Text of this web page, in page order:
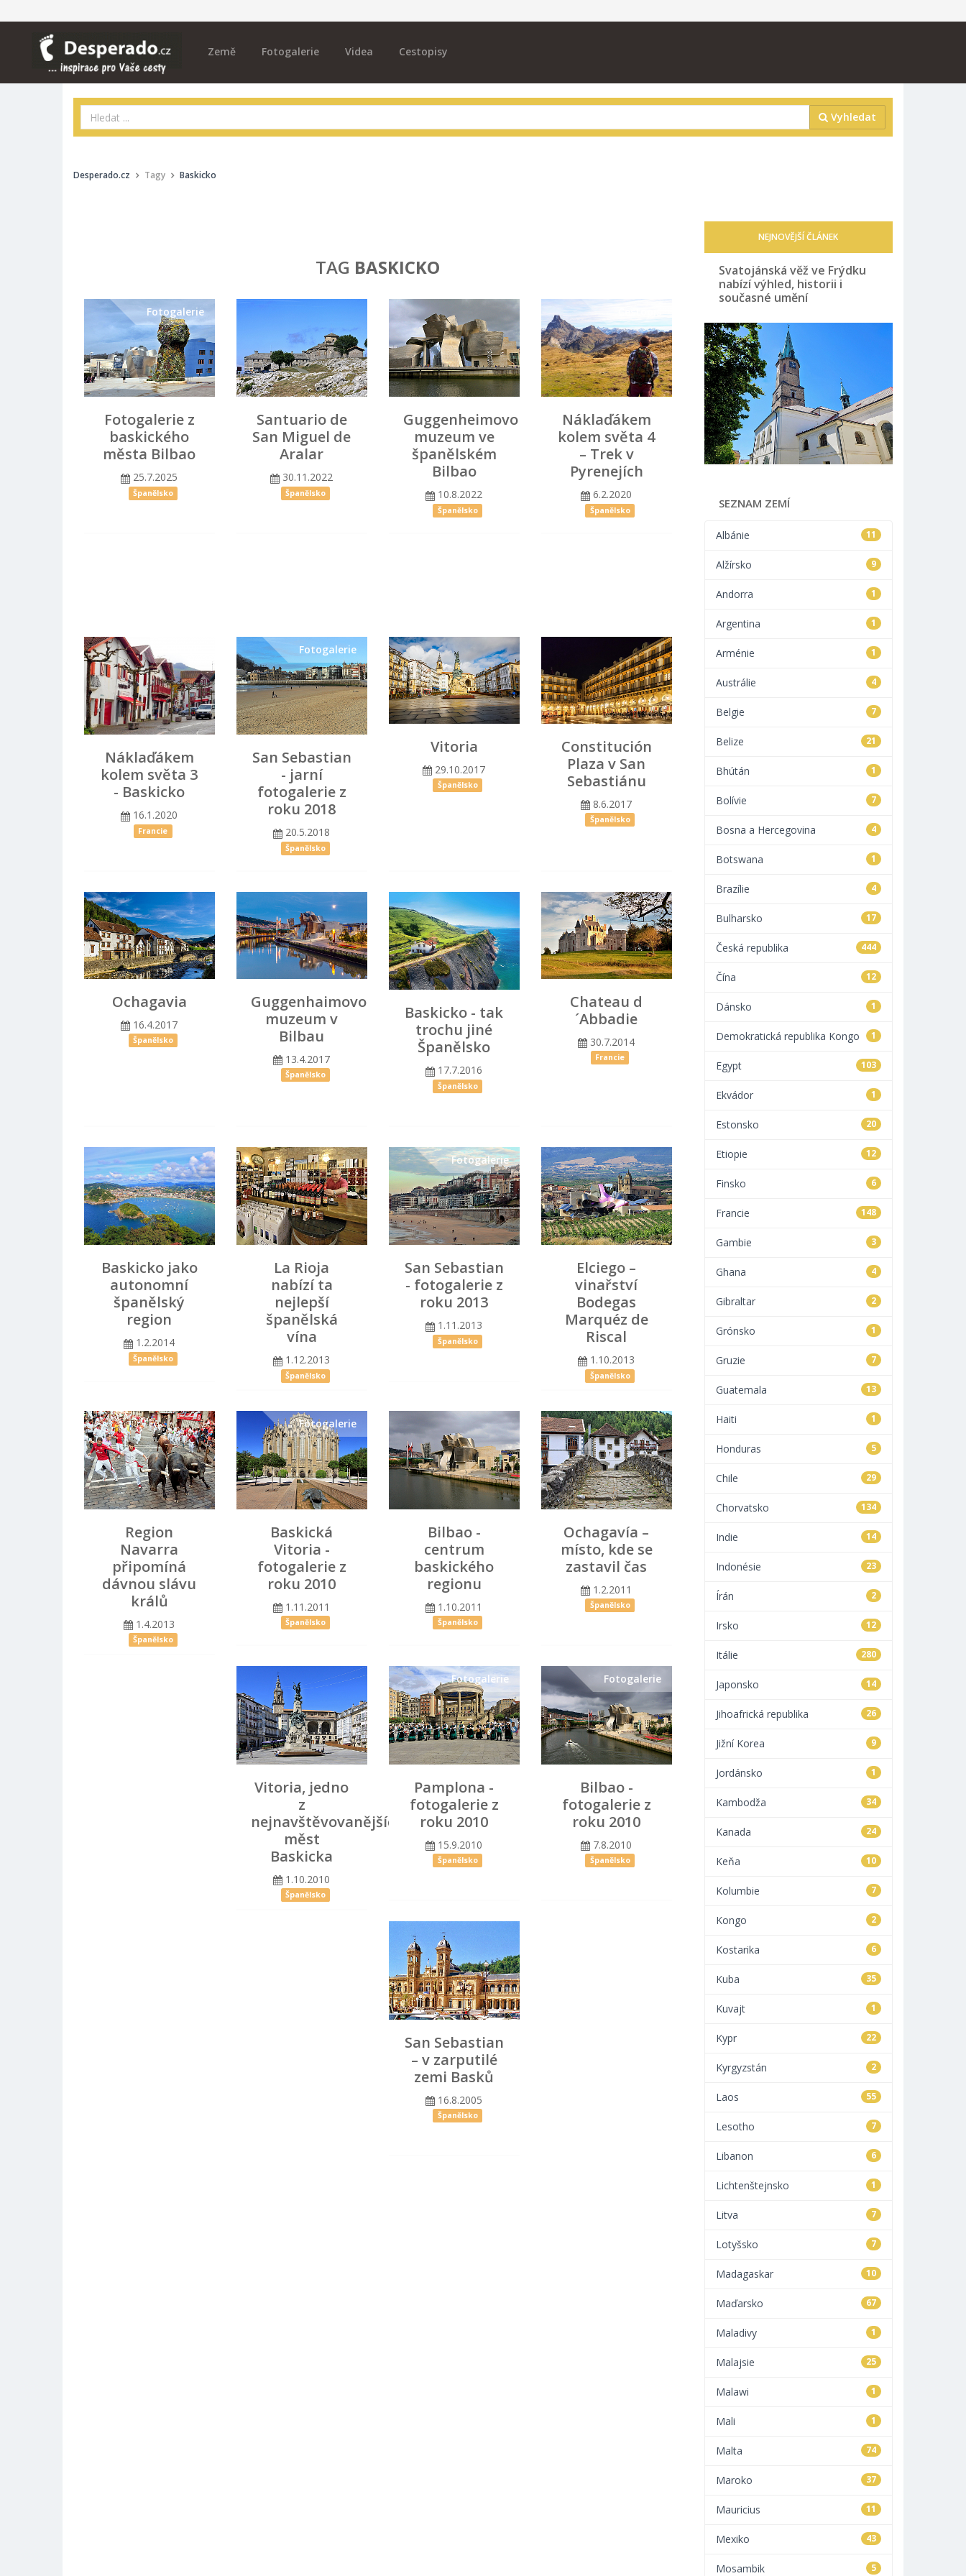
Země Fotogalerie Videa Cestopisy
Vyhledat
Desperado.cz Tagy Baskicko
TAG BASKICKO
Fotogalerie
Fotogalerie z
baskického
města Bilbao
25.7.2025
Španělsko
Santuario de
San Miguel de
Aralar
30.11.2022
Španělsko
Guggenheimovo
muzeum ve
španělském
Bilbao
10.8.2022
Španělsko
Náklaďákem
kolem světa 4
– Trek v
Pyrenejích
6.2.2020
Španělsko
Náklaďákem
kolem světa 3
- Baskicko
16.1.2020
Francie
Fotogalerie
San Sebastian
- jarní
fotogalerie z
roku 2018
20.5.2018
Španělsko
Vitoria
29.10.2017
Španělsko
Constitución
Plaza v San
Sebastiánu
8.6.2017
Španělsko
Ochagavia
16.4.2017
Španělsko
Guggenhaimovo
muzeum v
Bilbau
13.4.2017
Španělsko
Baskicko - tak
trochu jiné
Španělsko
17.7.2016
Španělsko
Chateau d
´Abbadie
30.7.2014
Francie
Baskicko jako
autonomní
španělský
region
1.2.2014
Španělsko
La Rioja
nabízí ta
nejlepší
španělská
vína
1.12.2013
Španělsko
Fotogalerie
San Sebastian
- fotogalerie z
roku 2013
1.11.2013
Španělsko
Elciego –
vinařství
Bodegas
Marquéz de
Riscal
1.10.2013
Španělsko
Region
Navarra
připomíná
dávnou slávu
králů
1.4.2013
Španělsko
Fotogalerie
Baskická
Vitoria -
fotogalerie z
roku 2010
1.11.2011
Španělsko
Bilbao -
centrum
baskického
regionu
1.10.2011
Španělsko
Ochagavía –
místo, kde se
zastavil čas
1.2.2011
Španělsko
Vitoria, jedno
z
nejnavštěvovanějších
měst
Baskicka
1.10.2010
Španělsko
Fotogalerie
Pamplona -
fotogalerie z
roku 2010
15.9.2010
Španělsko
Fotogalerie
Bilbao -
fotogalerie z
roku 2010
7.8.2010
Španělsko
San Sebastian
– v zarputilé
zemi Basků
16.8.2005
Španělsko
NEJNOVĚJŠÍ ČLÁNEK
Svatojánská věž ve Frýdku
nabízí výhled, historii i
současné umění
SEZNAM ZEMÍ
11
Albánie
9
Alžírsko
1
Andorra
1
Argentina
1
Arménie
4
Austrálie
7
Belgie
21
Belize
1
Bhútán
7
Bolívie
4
Bosna a Hercegovina
1
Botswana
4
Brazílie
17
Bulharsko
444
Česká republika
12
Čína
1
Dánsko
1
Demokratická republika Kongo
103
Egypt
1
Ekvádor
20
Estonsko
12
Etiopie
6
Finsko
148
Francie
3
Gambie
4
Ghana
2
Gibraltar
1
Grónsko
7
Gruzie
13
Guatemala
1
Haiti
5
Honduras
29
Chile
134
Chorvatsko
14
Indie
23
Indonésie
2
Írán
12
Irsko
280
Itálie
14
Japonsko
26
Jihoafrická republika
9
Jižní Korea
1
Jordánsko
34
Kambodža
24
Kanada
10
Keňa
7
Kolumbie
2
Kongo
6
Kostarika
35
Kuba
1
Kuvajt
22
Kypr
2
Kyrgyzstán
55
Laos
7
Lesotho
6
Libanon
1
Lichtenštejnsko
7
Litva
7
Lotyšsko
10
Madagaskar
67
Maďarsko
1
Maladivy
25
Malajsie
1
Malawi
1
Mali
74
Malta
37
Maroko
11
Mauricius
43
Mexiko
5
Mosambik